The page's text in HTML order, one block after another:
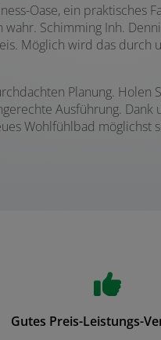
Oase, ein
Schimming Inh.
Möglich wird das
Planung. Holen
Ausführung.
Wohlfühlbad möglichst
Gutes Preis-Leistungs-